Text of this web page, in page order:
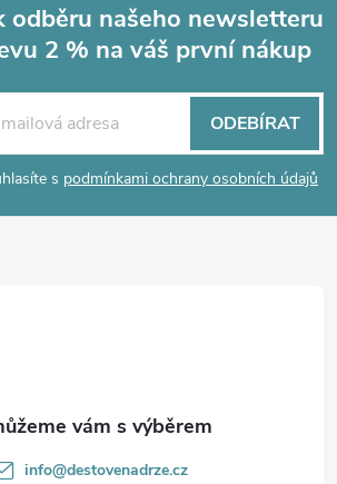
odběru našeho newsletteru
2 % na váš první nákup
s podmínkami ochrany osobních údajů
ODEBÍRAT
info@destovenadrze.cz